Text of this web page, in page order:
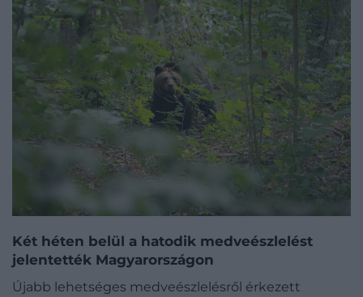
Két héten belül a hatodik medveészlelést
jelentették Magyarországon
Újabb lehetséges medveészlelésről érkezett